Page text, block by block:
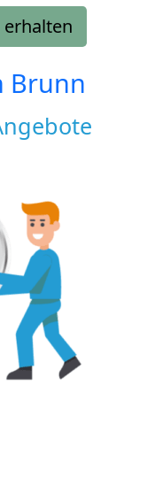
erhalten
Brunn